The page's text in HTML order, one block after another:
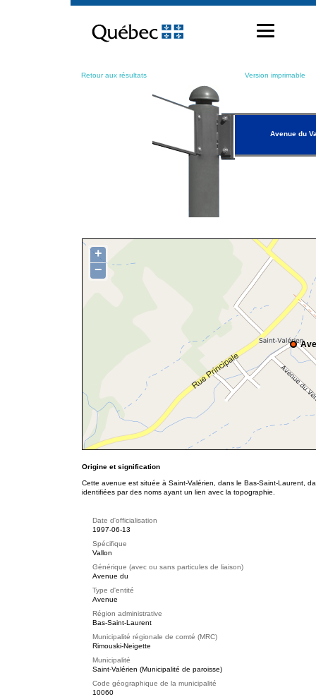
contenu
Retour aux résultats Version imprimable
Avenue du
+
−
Origine et signification
Cette avenue est située à Saint-Valérien, dans le Bas-Saint-Laurent,
identifiées par des noms ayant un lien avec la topographie.
Date d'officialisation
1997-06-13
Spécifique
Vallon
Générique (avec ou sans particules de liaison)
Avenue du
Type d'entité
Avenue
Région administrative
Bas-Saint-Laurent
Municipalité régionale de comté (MRC)
Rimouski-Neigette
Municipalité
Saint-Valérien (Municipalité de paroisse)
Code géographique de la municipalité
10060